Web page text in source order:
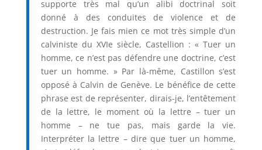
supporte très mal qu’un alibi doctrinal soit
donné à des conduites de violence et de
destruction. Je fais mien ce mot très simple d’un
calviniste du XVIe siècle, Castellion : « Tuer un
homme, ce n’est pas défendre une doctrine, c’est
tuer un homme. » Par là-même, Castillon s’est
opposé à Calvin de Genève. Le bénéfice de cette
phrase est de représenter, dirais-je, l’entêtement
de la lettre, le moment où la lettre – tuer un
homme – ne tue pas, mais garde la vie.
Interpréter la lettre – dire que tuer un homme,